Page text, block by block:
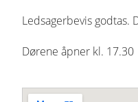
Ledsagerbevis godtas.
Dørene åpner kl. 17.30